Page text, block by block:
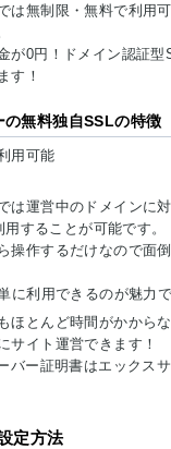
は無制限・無料で利用
が0円！ドメイン認証型
す！
の無料独自SSLの特徴
用可能
は運営中のドメインに
することが可能です。
操作するだけなので面
に利用できるのが魅力で
ほとんど時間がかから
サイト運営できます！
バー証明書はエックス
定方法